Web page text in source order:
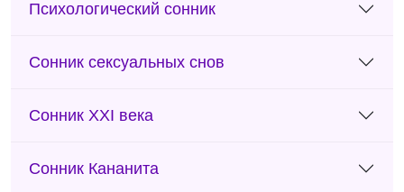
Психологический сонник
Сонник сексуальных снов
Сонник XXI века
Сонник Кананита